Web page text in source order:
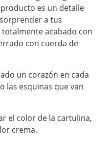
es un detalle
a tus
acabado con
con cuerda de
un corazón en cada
las esquinas que van
el color de la cartulina,
crema.